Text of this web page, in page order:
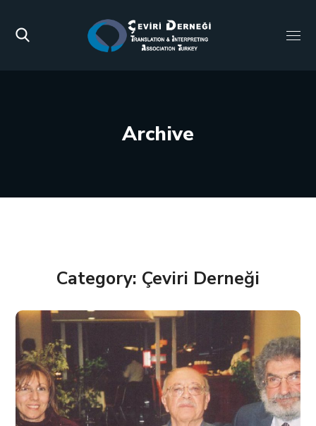
Archive
Category: Çeviri Derneği